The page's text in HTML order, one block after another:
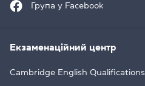
Група у Facebook
Екзаменаційний центр
Cambridge English Qualifications